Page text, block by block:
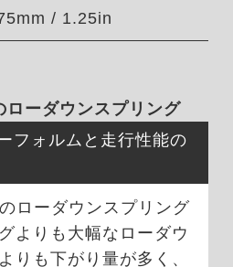
/ 1.25in
ーダウンスプリング
フォルムと走行性能の
ローダウンスプリング
よりも大幅なローダウ
りも下がり量が多く、